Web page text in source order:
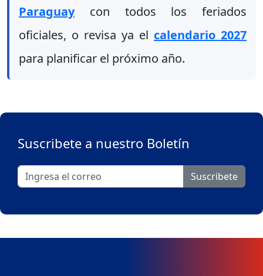
Paraguaycon todos los feriados
oficiales, o revisa ya el calendario 2027
para planificar el próximo año.
Suscribete a nuestro Boletín
Suscribete